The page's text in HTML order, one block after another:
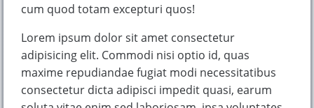
cum quod totam excepturi quos!
Lorem ipsum dolor sit amet consectetur
adipisicing elit. Commodi nisi optio id, quas
maxime repudiandae fugiat modi necessitatibus
consectetur dicta adipisci impedit quasi, earum